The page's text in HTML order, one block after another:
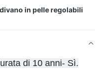
in pelle regolabili
di 10 anni- Sì.